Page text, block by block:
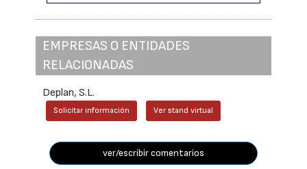
EMPRESAS O ENTIDADES
RELACIONADAS
Deplan, S.L.
Solicitar información Ver stand virtual
ver/escribir comentarios